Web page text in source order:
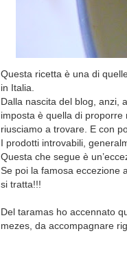
Questa ricetta è una di
in Italia.
Dalla nascita del blog, anzi,
imposta è quella di
riusciamo a trovare. E con
I prodotti introvabili,
Questa che segue è
Se poi la famosa eccezione
si tratta!!!
Del taramas ho accennato
mezes, da accompagnare